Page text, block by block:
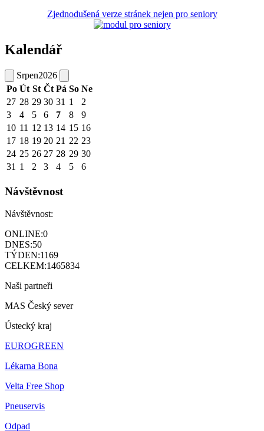
Zjednodušená verze stránek nejen pro seniory
Kalendář
Srpen2026
Po Út St Čt Pá So Ne
27 28 29 30 31 1
2
3
4 5 6 7 8
9
10 11 12 13 14 15 16
17 18 19 20 21 22 23
24 25 26 27 28 29 30
31 1 2 3 4 5 6
Návštěvnost
Návštěvnost:
ONLINE:0
DNES:50
TÝDEN:1169
CELKEM:1465834
Naši partneři
MAS Český sever
Ústecký kraj
EUROGREEN
Lékarna Bona
Velta Free Shop
Pneuservis
Odpad